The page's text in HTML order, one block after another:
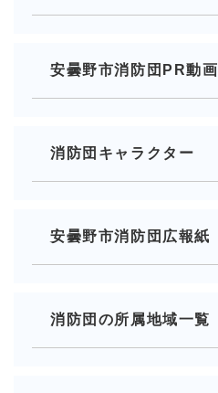
安曇野市消防団PR動画
消防団キャラクター
安曇野市消防団広報紙
消防団の所属地域一覧